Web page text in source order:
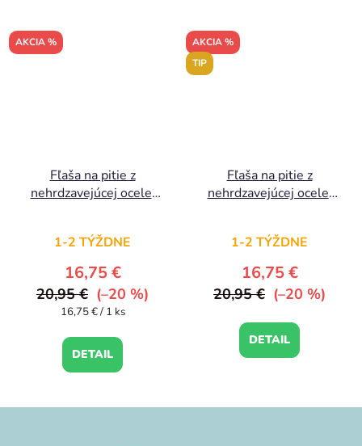
AKCIA %
Fľaša na pitie z
nehrdzavejúcej ocele:
1-2 TÝŽDNE
16,75 €
20,95 € (–20 %)
Jednotková
16,75 € / 1 ks
DETAIL
AKCIA %
TIP
Fľaša na pitie z
nehrdzavejúcej ocele:
1-2 TÝŽDNE
16,75 €
20,95 € (–20 %)
DETAIL